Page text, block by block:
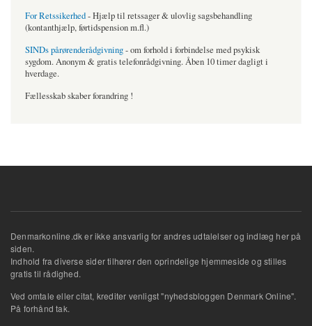
For Retssikerhed- Hjælp til retssager & ulovlig sagsbehandling
(kontanthjælp, førtidspension m.fl.)
SINDs pårørenderådgivning- om forhold i forbindelse med psykisk
sygdom. Anonym & gratis telefonrådgivning. Åben 10 timer dagligt i
hverdage.
Fællesskab skaber forandring !
Denmarkonline.dk er ikke ansvarlig for andres udtalelser og indlæg her på
siden.
Indhold fra diverse sider tilhører den oprindelige hjemmeside og stilles
gratis til rådighed.
Ved omtale eller citat, krediter venligst "nyhedsbloggen Denmark Online".
På forhånd tak.